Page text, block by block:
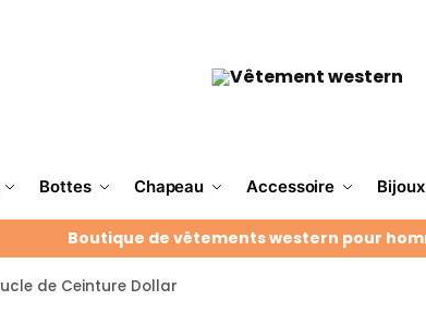
Bottes Chapeau Accessoire Bijoux
Boutique de vêtements western pour
de Ceinture Dollar